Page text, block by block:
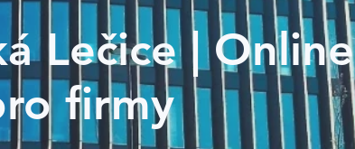
Lečice | Online
firmy